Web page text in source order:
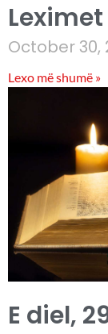
October 30,
Lexo më shumë »
E diel,